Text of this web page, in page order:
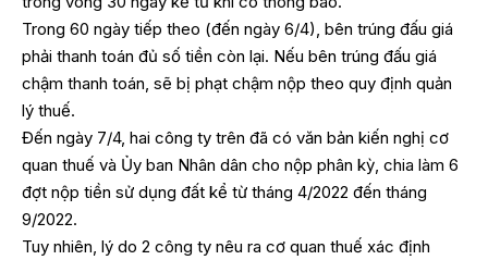
Trong 60 ngày tiếp theo (đến ngày 6/4), bên trúng đấu giá
phải thanh toán đủ số tiền còn lại. Nếu bên trúng đấu giá
chậm thanh toán, sẽ bị phạt chậm nộp theo quy định quản
lý thuế.
Đến ngày 7/4, hai công ty trên đã có văn bản kiến nghị cơ
quan thuế và Ủy ban Nhân dân cho nộp phân kỳ, chia làm 6
đợt nộp tiền sử dụng đất kể từ tháng 4/2022 đến tháng
9/2022.
Tuy nhiên, lý do 2 công ty nêu ra cơ quan thuế xác định